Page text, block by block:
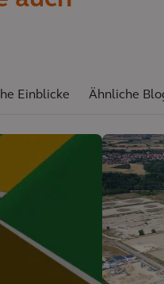
Einblicke Ähnliche